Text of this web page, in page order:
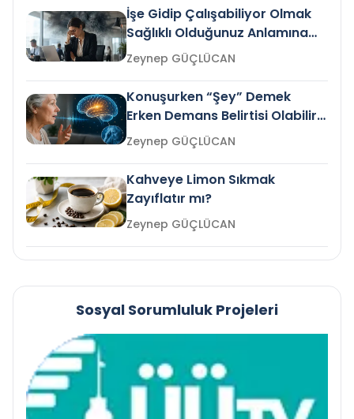
İşe Gidip Çalışabiliyor Olmak
Sağlıklı Olduğunuz Anlamına
Gelir mi?Zeynep GÜÇLÜCAN
Konuşurken “Şey” Demek
Erken Demans Belirtisi Olabilir
mi?
Zeynep GÜÇLÜCAN
Kahveye Limon Sıkmak
Zayıflatır mı?
Zeynep GÜÇLÜCAN
Sosyal Sorumluluk Projeleri